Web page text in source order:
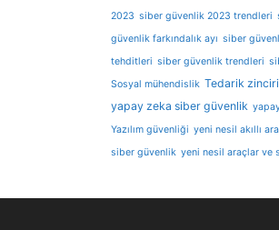
2023 siber güvenlik 2023 trendleri
güvenlik farkındalık ayı siber
tehditleri siber güvenlik trendleri
Sosyal mühendislik Tedarik zinciri
yapay zeka siber güvenlik
Yazılım güvenliği yeni nesil akıllı
siber güvenlik yeni nesil araçlar ve